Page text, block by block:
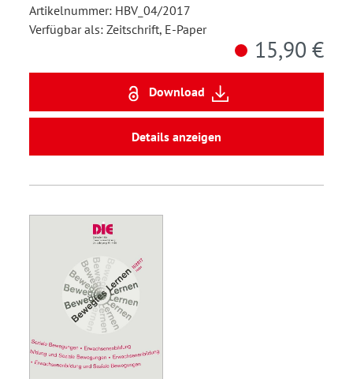
Artikelnummer: HBV_04/2017
Verfügbar als: Zeitschrift, E-Paper
15,90 €
Download
Details anzeigen